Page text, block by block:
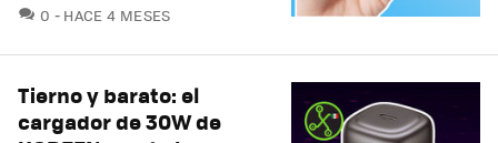
0 COMENTARIOS
HACE 4 MESES
Tierno y barato: el
cargador de 30W de